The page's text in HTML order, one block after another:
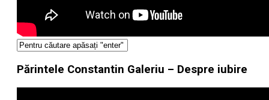
Părintele Constantin Galeriu – Despre iubire